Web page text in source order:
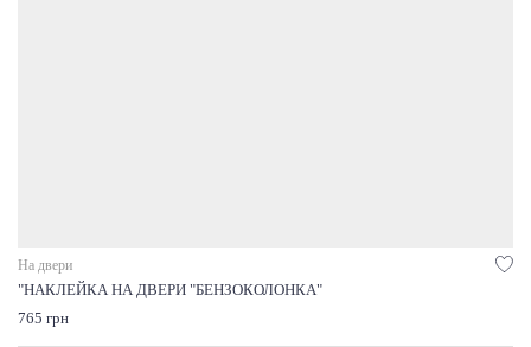
На двери
"НАКЛЕЙКА НА ДВЕРИ "БЕНЗОКОЛОНКА"
765 грн